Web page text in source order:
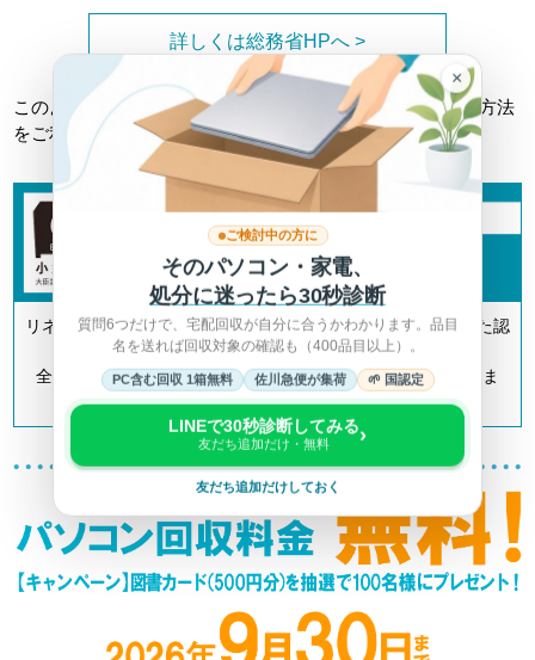
詳しくは総務省HPへ >
このようなトラブルに巻き込まれない為にも、正しい回収方法
をご利用ください。
リネットジャパンは「小型家電リサイクル法」の認定を受けた認
定事業者です。
全国700以上の自治体とも連携してリサイクルを推進していま
す。
×
ご検討中の方に
そのパソコン・家電、
処分に迷ったら30秒診断
質問6つだけで、宅配回収が自分に合うかわかります。品目
名を送れば回収対象の確認も（400品目以上）。
PC含む回収 1箱無料 佐川急便が集荷 🌱 国認定
LINEで30秒診断してみる
友だち追加だけ・無料 ›
友だち追加だけしておく